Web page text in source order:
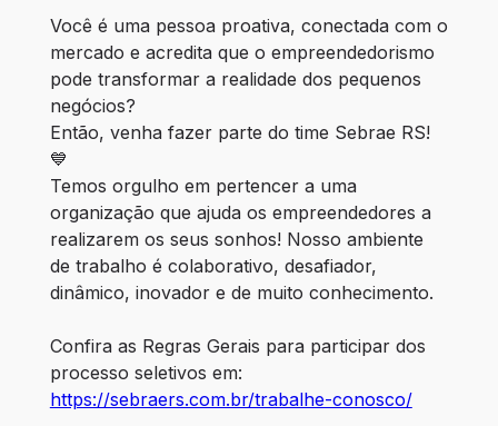
Você é uma pessoa proativa, conectada com o
mercado e acredita que o empreendedorismo
pode transformar a realidade dos pequenos
negócios?
Então, venha fazer parte do time Sebrae RS!
💙
Temos orgulho em pertencer a uma
organização que ajuda os empreendedores a
realizarem os seus sonhos! Nosso ambiente
de trabalho é colaborativo, desafiador,
dinâmico, inovador e de muito conhecimento.
Confira as Regras Gerais para participar dos
https://sebraers.com.br/trabalhe-conosco/